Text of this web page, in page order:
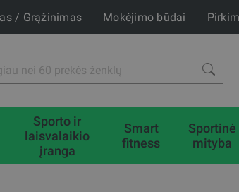
/ Grąžinimas Mokėjimo būdai
Sporto ir
laisvalaikio
įranga
Smart
fitness
Sportinė
mityba